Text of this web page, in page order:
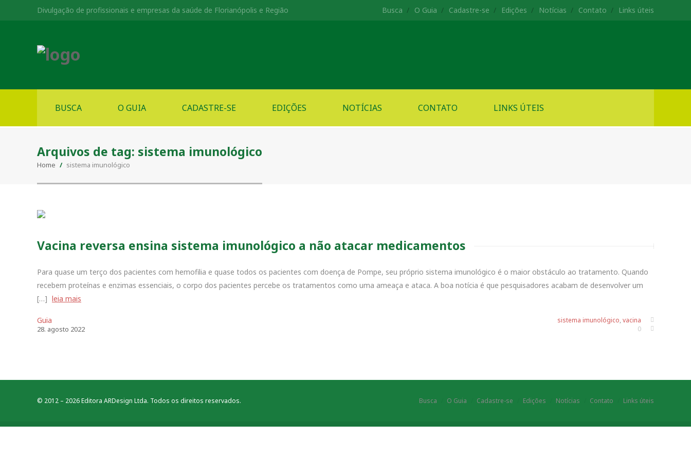
Divulgação de profissionais e empresas da saúde de Florianópolis e Região Busca O Guia Cadastre-se Edições Notícias Contato Links úteis
BUSCA O GUIA CADASTRE-SE EDIÇÕES NOTÍCIAS CONTATO LINKS ÚTEIS
Arquivos de tag: sistema imunológico
Home / sistema imunológico
Vacina reversa ensina sistema imunológico a não atacar medicamentos
Para quase um terço dos pacientes com hemofilia e quase todos os pacientes com doença de Pompe, seu próprio sistema imunológico é o maior obstáculo ao tratamento. Quando
recebem proteínas e enzimas essenciais, o corpo dos pacientes percebe os tratamentos como uma ameaça e ataca. A boa notícia é que pesquisadores acabam de desenvolver um
[…] leia mais
Guia
28. agosto 2022
sistema imunológico, vacina
0
Busca O Guia Cadastre-se Edições Notícias Contato Links úteis
© 2012 – 2026 Editora ARDesign Ltda. Todos os direitos reservados.